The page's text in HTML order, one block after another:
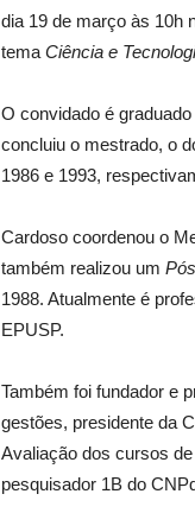
dia 19 de março às 10h
tema Ciência e
O convidado é
concluiu o mestrado, o
1986 e 1993,
Cardoso coordenou o
também realizou um
1988. Atualmente é
EPUSP.
Também foi fundador e
gestões, presidente da
Avaliação dos cursos
pesquisador 1B do